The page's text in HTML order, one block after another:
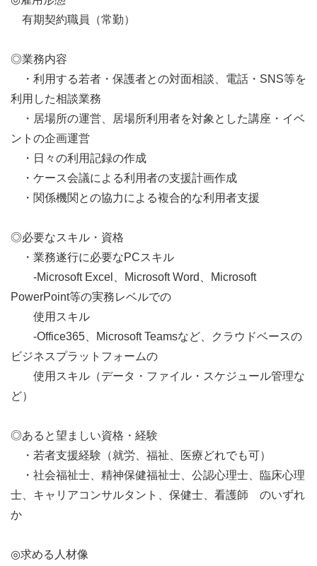
有期契約職員（常勤）
◎業務内容
・利用する若者・保護者との対面相談、電話・SNS等を
利用した相談業務
・居場所の運営、居場所利用者を対象とした講座・イベ
ントの企画運営
・日々の利用記録の作成
・ケース会議による利用者の支援計画作成
・関係機関との協力による複合的な利用者支援
◎必要なスキル・資格
・業務遂行に必要なPCスキル
-Microsoft Excel、Microsoft Word、Microsoft
PowerPoint等の実務レベルでの
使用スキル
-Office365、Microsoft Teamsなど、クラウドベースの
ビジネスプラットフォームの
使用スキル（データ・ファイル・スケジュール管理な
ど）
◎あると望ましい資格・経験
・若者支援経験（就労、福祉、医療どれでも可）
・社会福祉士、精神保健福祉士、公認心理士、臨床心理
士、キャリアコンサルタント、保健士、看護師 のいずれ
か
◎求める人材像